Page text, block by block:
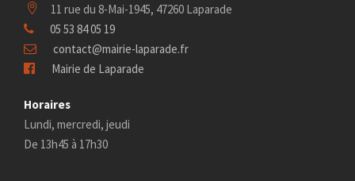
11 rue du 8-Mai-1945, 47260 Laparade
05 53 84 05 19
contact@mairie-laparade.fr
Mairie de Laparade
Horaires
Lundi, mercredi, jeudi
De 13h45 à 17h30